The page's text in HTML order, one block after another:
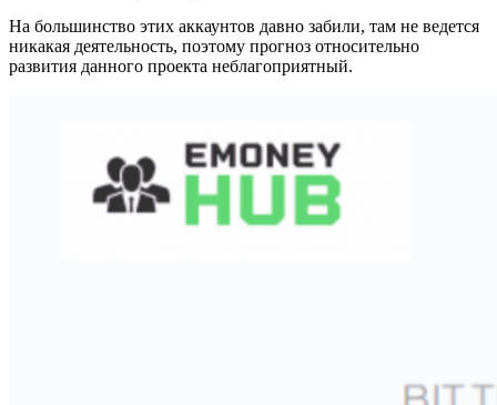
На большинство этих аккаунтов давно забили, там не ведется
никакая деятельность, поэтому прогноз относительно
развития данного проекта неблагоприятный.